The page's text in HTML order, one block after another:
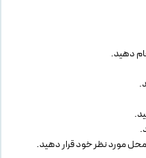
دهید.
محل مورد نظر خود قرار دهید.